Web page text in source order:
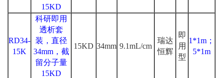
15KD
RD34-
15K
科研即用
透析套
装，直径
34mm，截
留分子量
15KD
15KD 34mm 9.1mL/cm
瑞达
恒辉
即
用
型
1*1m；
5*1m